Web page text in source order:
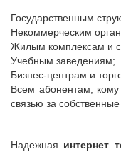
Государственным
Некоммерческим
Жилым комплексам и
Учебным заведениям;
Бизнес-центрам и
Всем абонентам, кому
связью за собственные
Надежная интернет